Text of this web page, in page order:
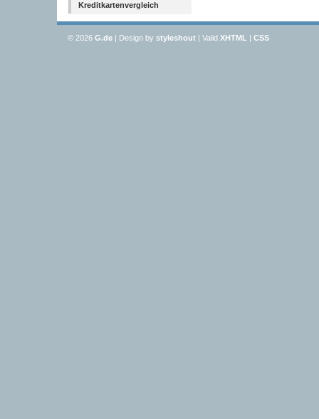
Kreditkartenvergleich
© 2026 G.de | Design by styleshout | Valid XHTML | CSS